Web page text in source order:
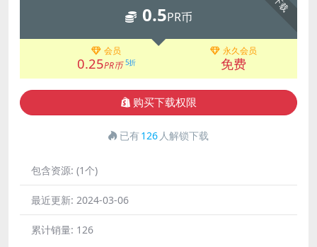
下载
0.5PR币
会员
0.25PR币 5折
永久会员
免费
购买下载权限
已有126 人解锁下载
包含资源: (1个)
最近更新: 2024-03-06
累计销量: 126